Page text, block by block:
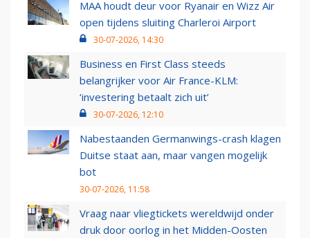
MAA houdt deur voor Ryanair en Wizz Air
open tijdens sluiting Charleroi Airport
30-07-2026, 14:30
Business en First Class steeds
belangrijker voor Air France-KLM:
‘investering betaalt zich uit’
30-07-2026, 12:10
Nabestaanden Germanwings-crash klagen
Duitse staat aan, maar vangen mogelijk
bot
30-07-2026, 11:58
Vraag naar vliegtickets wereldwijd onder
druk door oorlog in het Midden-Oosten